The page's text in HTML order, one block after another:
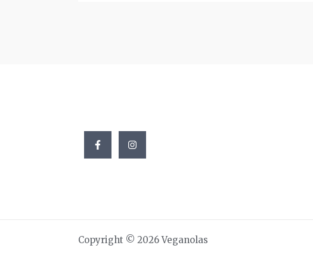
Copyright © 2026 Veganolas